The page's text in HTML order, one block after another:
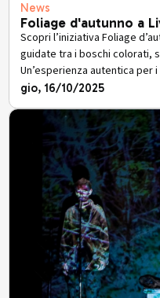
News
Foliage d'autunno a
Scopri l’iniziativa Foliage
guidate tra i boschi colorati,
Un’esperienza autentica per
gio, 16/10/2025